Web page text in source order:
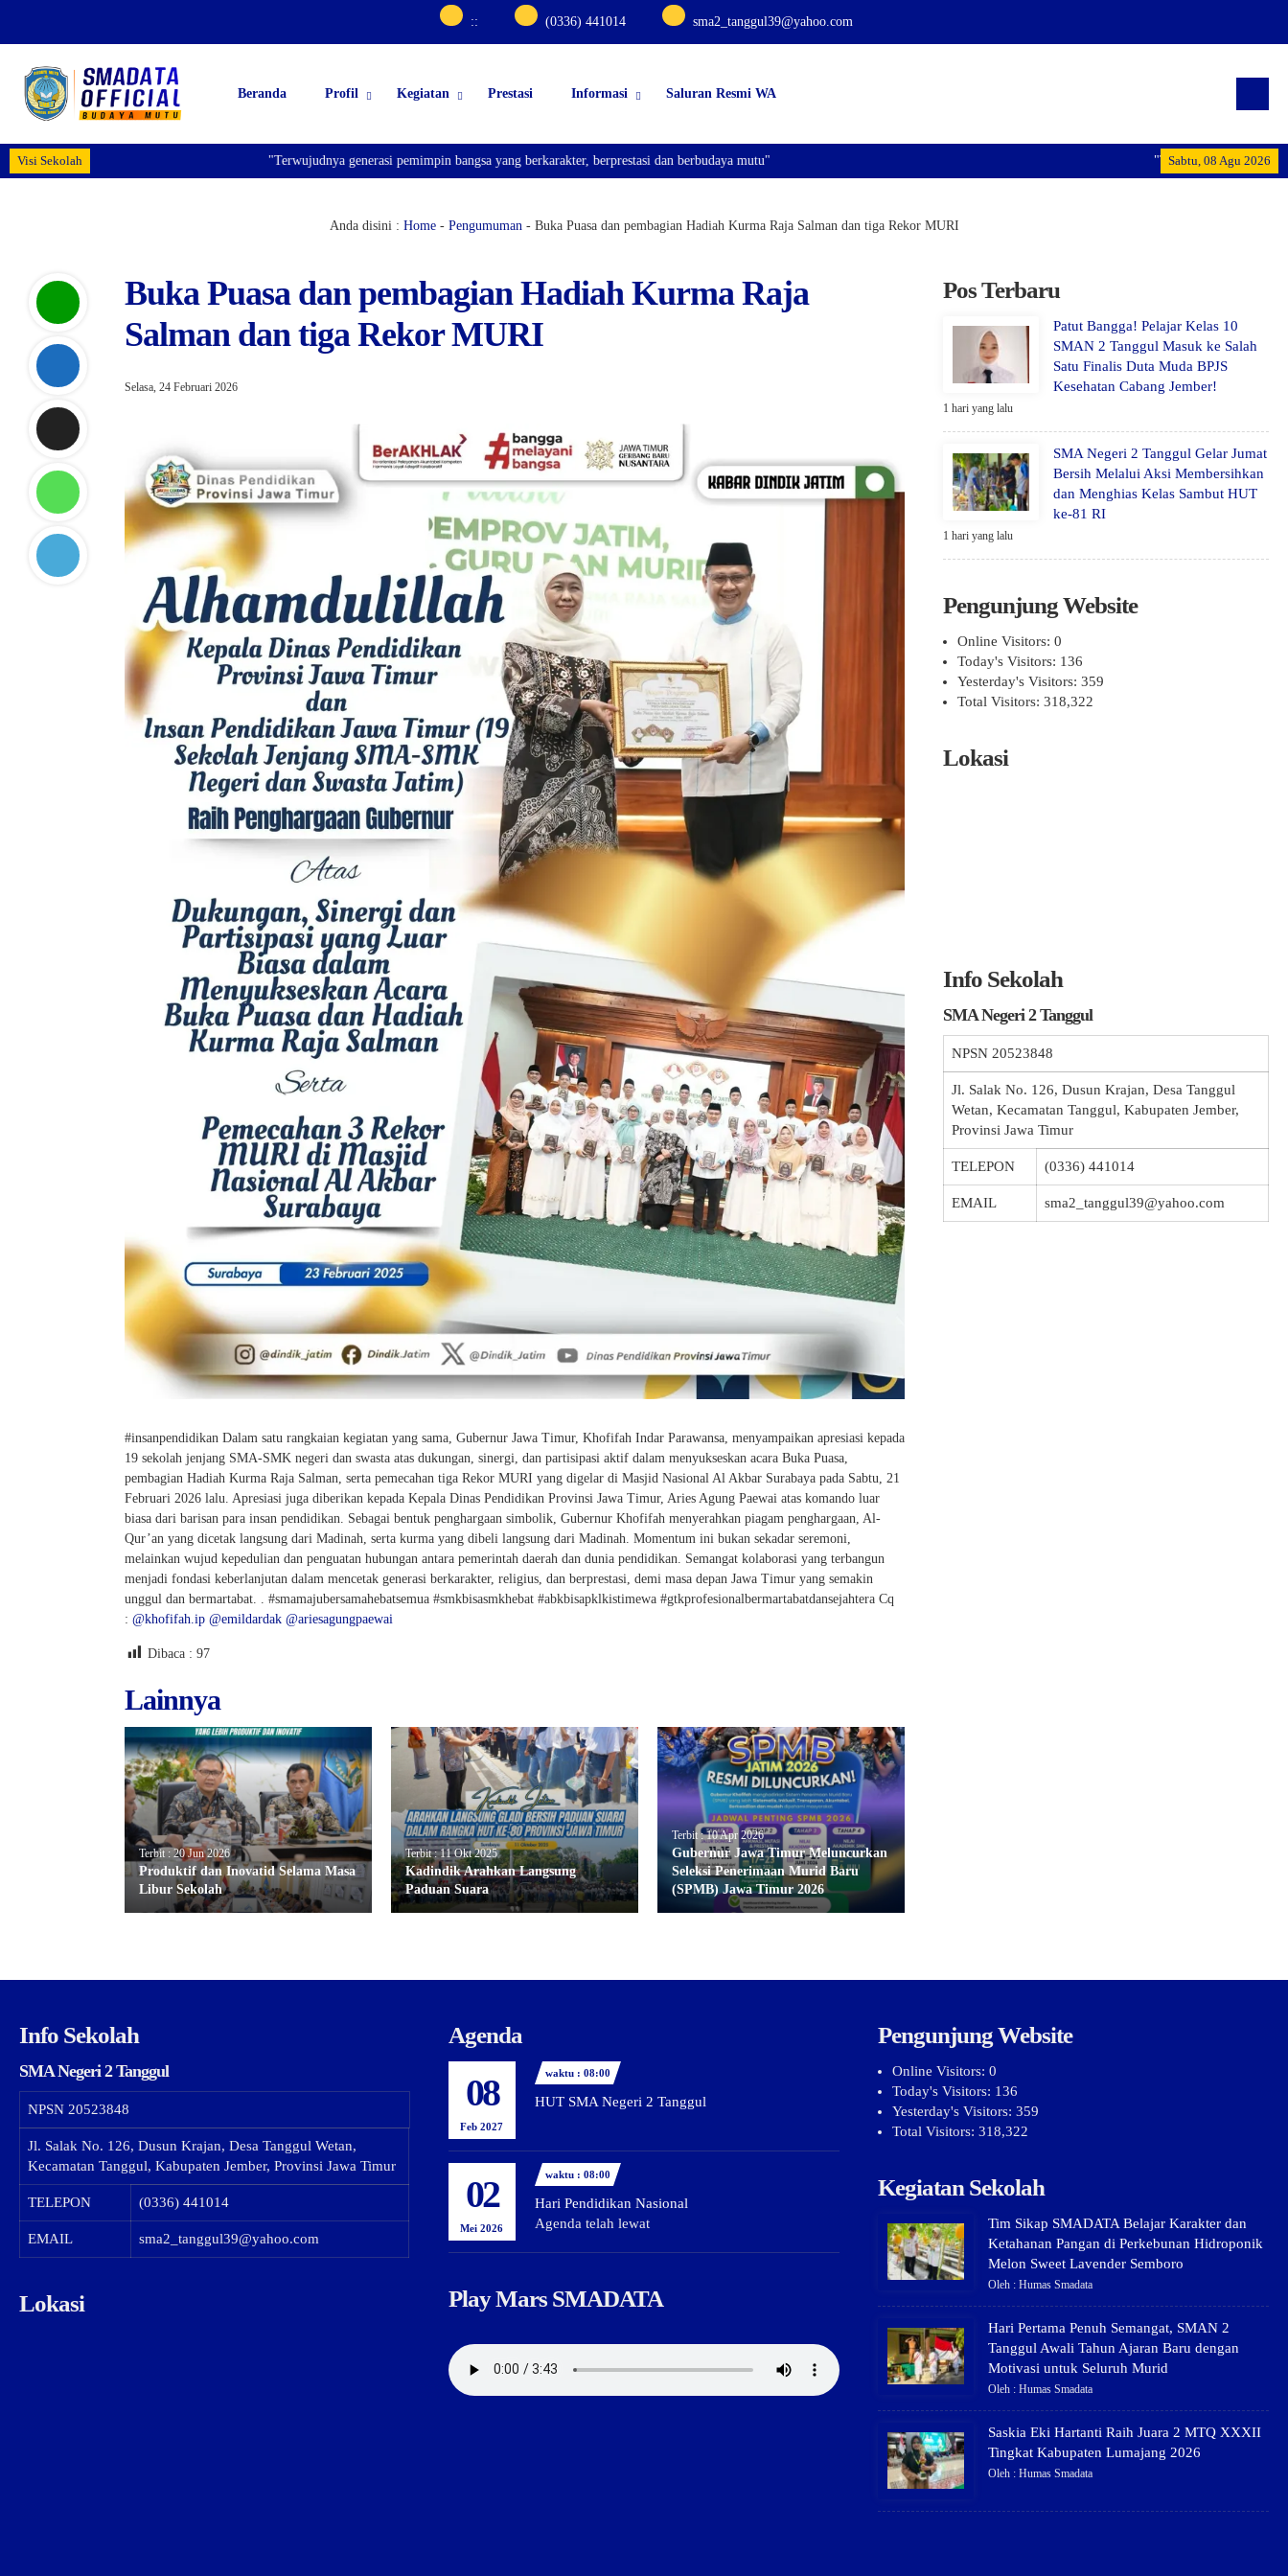
:: (0336) 441014 sma2_tanggul39@yahoo.com
Beranda Profil Kegiatan Prestasi Informasi Saluran Resmi WA
Visi Sekolah Sabtu, 08 Agu 2026
"Terwujudnya generasi
"Terwujudnya generasi pemimpin bangsa yang berkarakter, berprestasi dan berbudaya mutu"
Anda disini : Home- Pengumuman- Buka Puasa dan pembagian Hadiah Kurma Raja Salman dan tiga Rekor MURI
Buka Puasa dan pembagian Hadiah Kurma Raja
Salman dan tiga Rekor MURI
Selasa, 24 Februari 2026
#insanpendidikan Dalam satu rangkaian kegiatan yang sama, Gubernur Jawa Timur, Khofifah Indar Parawansa, menyampaikan apresiasi kepada
19 sekolah jenjang SMA-SMK negeri dan swasta atas dukungan, sinergi, dan partisipasi aktif dalam menyukseskan acara Buka Puasa,
pembagian Hadiah Kurma Raja Salman, serta pemecahan tiga Rekor MURI yang digelar di Masjid Nasional Al Akbar Surabaya pada Sabtu, 21
Februari 2026 lalu. Apresiasi juga diberikan kepada Kepala Dinas Pendidikan Provinsi Jawa Timur, Aries Agung Paewai atas komando luar
biasa dari barisan para insan pendidikan. Sebagai bentuk penghargaan simbolik, Gubernur Khofifah menyerahkan piagam penghargaan, Al-
Qur’an yang dicetak langsung dari Madinah, serta kurma yang dibeli langsung dari Madinah. Momentum ini bukan sekadar seremoni,
melainkan wujud kepedulian dan penguatan hubungan antara pemerintah daerah dan dunia pendidikan. Semangat kolaborasi yang terbangun
menjadi fondasi keberlanjutan dalam mencetak generasi berkarakter, religius, dan berprestasi, demi masa depan Jawa Timur yang semakin
unggul dan bermartabat. . #smamajubersamahebatsemua #smkbisasmkhebat #abkbisapklkistimewa #gtkprofesionalbermartabatdansejahtera Cq
: @khofifah.ip @emildardak @ariesagungpaewai
Dibaca : 97
Lainnya
Terbit : 20 Jun 2026
Produktif dan Inovatid Selama Masa
Libur Sekolah
Terbit : 11 Okt 2025
Kadindik Arahkan Langsung
Paduan Suara
Terbit : 10 Apr 2026
Gubernur Jawa Timur Meluncurkan
Seleksi Penerimaan Murid Baru
(SPMB) Jawa Timur 2026
Pos Terbaru
Patut Bangga! Pelajar Kelas 10
SMAN 2 Tanggul Masuk ke Salah
Satu Finalis Duta Muda BPJS
Kesehatan Cabang Jember!
1 hari yang lalu
SMA Negeri 2 Tanggul Gelar Jumat
Bersih Melalui Aksi Membersihkan
dan Menghias Kelas Sambut HUT
ke-81 RI
1 hari yang lalu
Pengunjung Website
Online Visitors: 0
Today's Visitors: 136
Yesterday's Visitors: 359
Total Visitors: 318,322
Lokasi
Info Sekolah
SMA Negeri 2 Tanggul
NPSN 20523848
Jl. Salak No. 126, Dusun Krajan, Desa Tanggul
Wetan, Kecamatan Tanggul, Kabupaten Jember,
Provinsi Jawa Timur
TELEPON (0336) 441014
EMAIL sma2_tanggul39@yahoo.com
Info Sekolah
SMA Negeri 2 Tanggul
NPSN 20523848
Jl. Salak No. 126, Dusun Krajan, Desa Tanggul Wetan,
Kecamatan Tanggul, Kabupaten Jember, Provinsi Jawa Timur
TELEPON (0336) 441014
EMAIL sma2_tanggul39@yahoo.com
Lokasi
Agenda
08
Feb 2027
waktu : 08:00
HUT SMA Negeri 2 Tanggul
02
Mei 2026
waktu : 08:00
Hari Pendidikan Nasional
Agenda telah lewat
Play Mars SMADATA
Pengunjung Website
Online Visitors: 0
Today's Visitors: 136
Yesterday's Visitors: 359
Total Visitors: 318,322
Kegiatan Sekolah
Tim Sikap SMADATA Belajar Karakter dan
Ketahanan Pangan di Perkebunan Hidroponik
Melon Sweet Lavender Semboro
Oleh : Humas Smadata
Hari Pertama Penuh Semangat, SMAN 2
Tanggul Awali Tahun Ajaran Baru dengan
Motivasi untuk Seluruh Murid
Oleh : Humas Smadata
Saskia Eki Hartanti Raih Juara 2 MTQ XXXII
Tingkat Kabupaten Lumajang 2026
Oleh : Humas Smadata